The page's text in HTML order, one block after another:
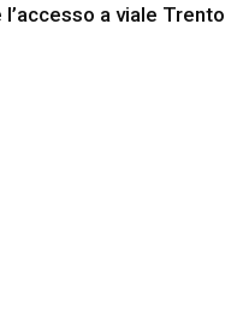
a viale Trento